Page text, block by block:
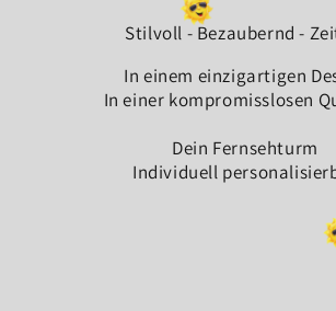
Stilvoll - Bezaubernd -
In einem einzigartigen
In einer kompromisslosen
Dein Fernsehturm
Individuell